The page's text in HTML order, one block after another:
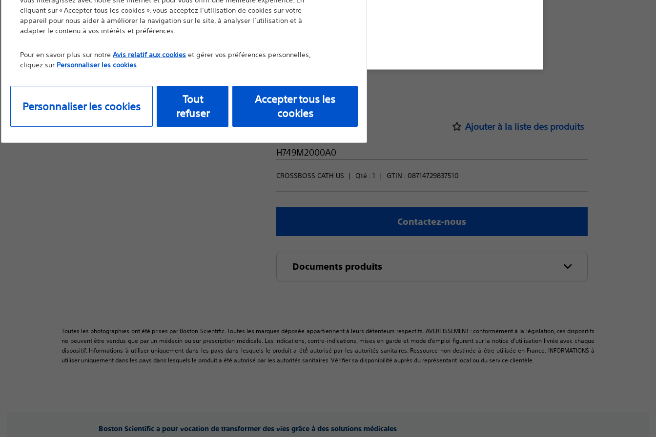
Comparer Occlusions totales chroniques
Code produit:
H749M2000A0
Ajouter à la liste des produits
CROSSBOSS CATH US Qté : 1 GTIN : 08714729837510
Contactez-nous
Documents produits
Toutes les photographies ont été prises par Boston Scientific. Toutes les marques déposée appartiennent à leurs détenteurs respectifs. AVERTISSEMENT : conformément à la législation, ces dispositifs
ne peuvent être vendus que par un médecin ou sur prescription médicale. Les indications, contre-indications, mises en garde et mode d’emploi figurent sur la notice d’utilisation livrée avec chaque
dispositif. Informations à utiliser uniquement dans les pays dans lesquels le produit a été́ autorisé par les autorités sanitaires. Ressource non destinée à être utilisée en France. INFORMATIONS à
utiliser uniquement dans les pays dans lesquels le produit a été autorisé par les autorités sanitaires. Vérifier sa disponibilité auprès du représentant local ou du service clientèle.
Boston Scientific a pour vocation de transformer des vies grâce à des solutions médicales
cliquant sur « Accepter tous les cookies », vous acceptez l’utilisation de cookies sur votre
appareil pour nous aider à améliorer la navigation sur le site, à analyser l’utilisation et à
adapter le contenu à vos intérêts et préférences.
Pour en savoir plus sur notre Avis relatif aux cookieset gérer vos préférences personnelles,
cliquez sur Personnaliser les cookies
Personnaliser les cookies
Tout
refuser
Accepter tous les
cookies